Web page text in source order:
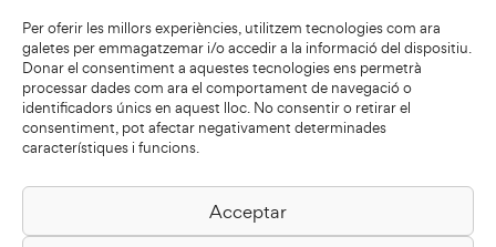
Per oferir les millors experiències, utilitzem tecnologies com ara
galetes per emmagatzemar i/o accedir a la informació del dispositiu.
Donar el consentiment a aquestes tecnologies ens permetrà
processar dades com ara el comportament de navegació o
identificadors únics en aquest lloc. No consentir o retirar el
consentiment, pot afectar negativament determinades
característiques i funcions.
Acceptar
Biblioteca Pilarin Bayés